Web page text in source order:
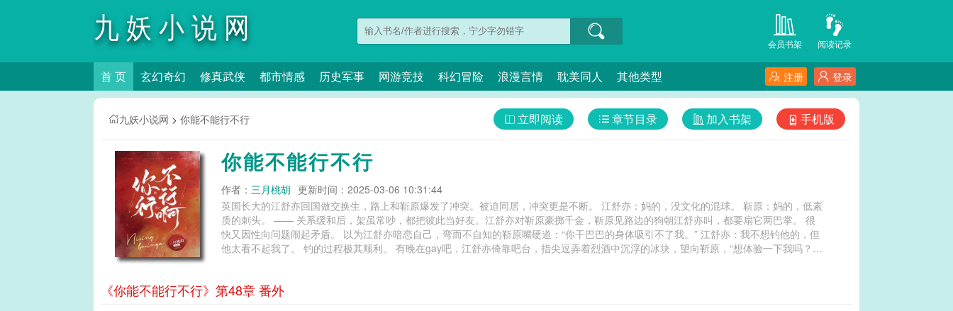
九妖小说网 阅读记录
会员书架
首 页 玄幻奇幻 修真武侠 都市情感 历史军事 网游竞技 科幻冒险 浪漫言情 耽美同人 其他类型 登录
注册
九妖小说网 > 你能不能行不行 手机版
加入书架
章节目录
立即阅读
你能不能行不行
作者： 三月桃胡 更新时间：2025-03-06 10:31:44
英国长大的江舒亦回国做交换生，路上和靳原爆发了冲突。被迫同居，冲突更是不断。 江舒亦：妈的，没文化的混球。 靳原：妈的，低素
质的刺头。 —— 关系缓和后，架虽常吵，都把彼此当好友。江舒亦对靳原豪掷千金，靳原见路边的狗朝江舒亦叫，都要扇它两巴掌。 很
快又因性向问题闹起矛盾。 以为江舒亦暗恋自己，弯而不自知的靳原嘴硬道：“你干巴巴的身体吸引不了我。” 江舒亦：我不想钓他的，但
他太看不起我了。 钓的过程极其顺利。 有晚在gay吧，江舒亦倚靠吧台，指尖逗弄着烈酒中沉浮的冰块，望向靳原，“想体验一下我吗？”
业。 如果要狙，还能狙谁？ 刚靠近靳原，被靳原一把推开，“万般皆下品，惟有读书高。” 江舒亦：你行不行啊。 —— *嘴比xx硬的混不吝
《你能不能行不行》第48章 番外